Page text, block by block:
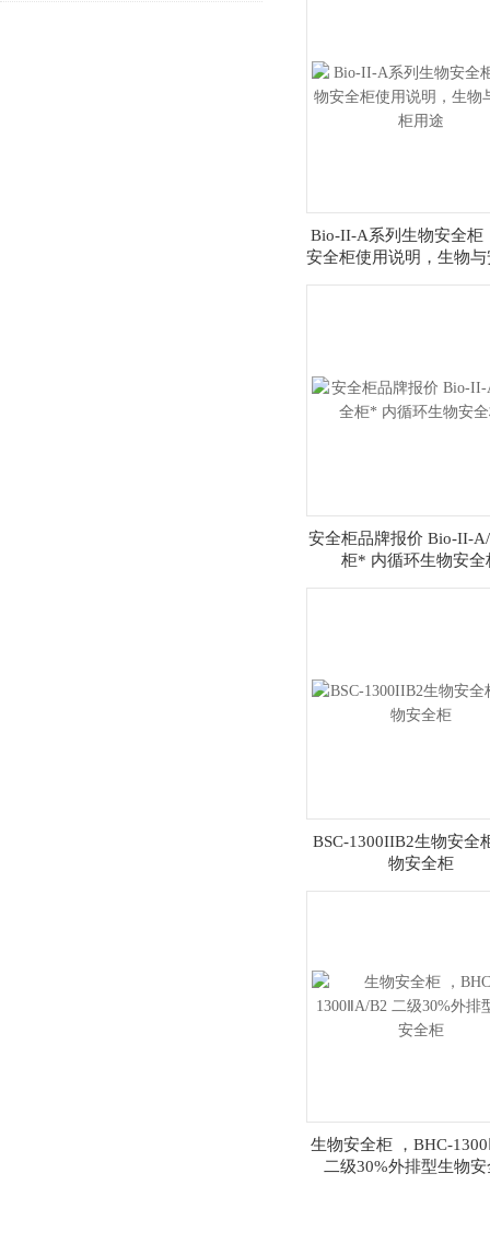
Bio-II-A系列生物安全柜
安全柜使用说明，生物
安全柜品牌报价 Bio-II-
柜* 内循环生物安全
BSC-1300IIB2生物安全
物安全柜
生物安全柜 ，BHC-
二级30%外排型生物